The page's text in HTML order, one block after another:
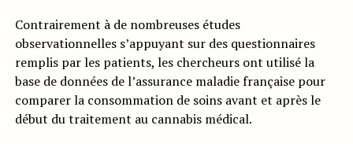
Contrairement à de nombreuses études
observationnelles s’appuyant sur des questionnaires
remplis par les patients, les chercheurs ont utilisé la
base de données de l’assurance maladie française pour
comparer la consommation de soins avant et après le
début du traitement au cannabis médical.